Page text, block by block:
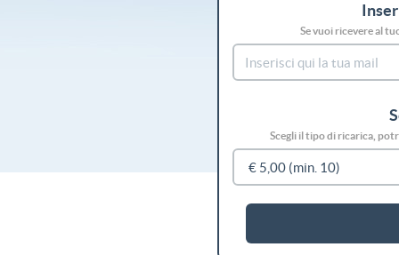
Se vuoi ricevere al
Scegli il tipo di ricarica,